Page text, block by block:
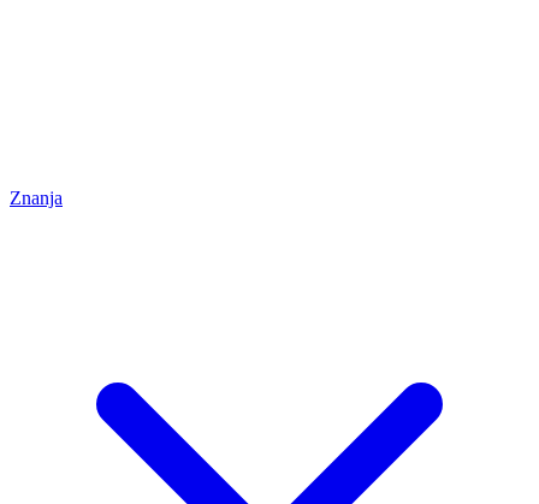
Znanja